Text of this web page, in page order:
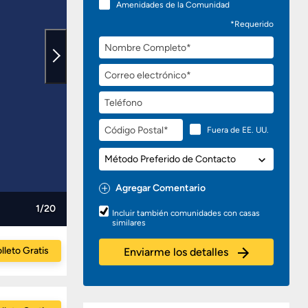
Amenidades de la Comunidad
*Requerido
Nombre
Completo
Correo
electrónico
Teléfono
Código
Postal
Fuera de EE. UU.
Método
Preferido
de
Contacto
Agregar Comentario
Preguntas
o
Comentarios
Incluir también comunidades con casas
similares
Enviarme los detalles
1/20
Gratis